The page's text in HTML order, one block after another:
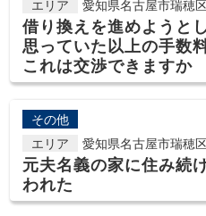
エリア
愛知県名古屋市瑞穂
借り換えを進めようと
思っていた以上の手数
これは交渉できますか
その他
エリア
愛知県名古屋市瑞穂
元夫名義の家に住み続
われた